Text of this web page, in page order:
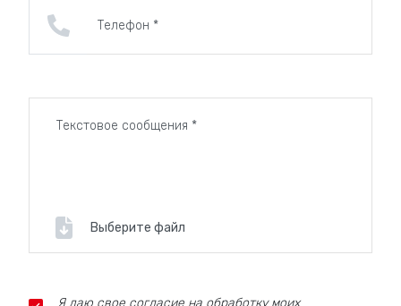
Выберите файл
Я даю свое согласие на обработку моих